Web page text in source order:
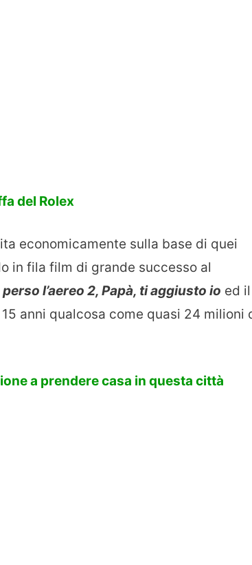
del Rolex
economicamente sulla base di quei
in fila film di grande successo al
l’aereo 2, Papà, ti aggiusto io ed il
anni qualcosa come quasi 24 milioni
a prendere casa in questa città